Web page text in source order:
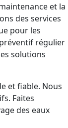
et la
des services
pour les
régulier
solutions
et fiable. Nous
Faites
des eaux